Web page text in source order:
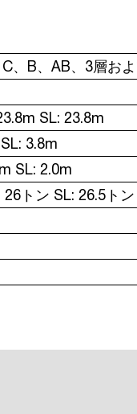
、B、AB、3層お
SL: 23.8m
3.8m
SL: 2.0m
トン SL: 26.5トン